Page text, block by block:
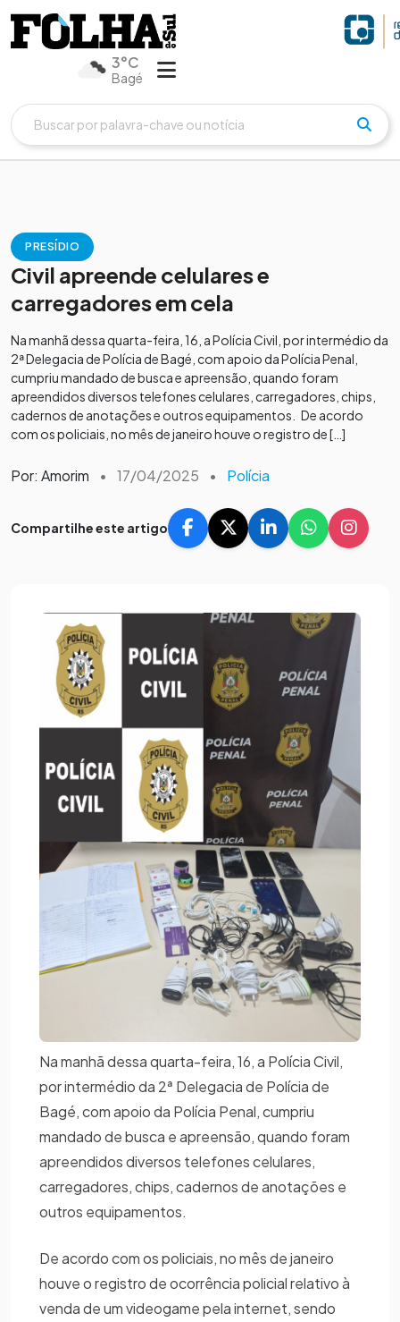
3°C
Bagé
PRESÍDIO
Civil apreende celulares e
carregadores em cela
Na manhã dessa quarta-feira, 16, a Polícia Civil, por intermédio da
2ª Delegacia de Polícia de Bagé, com apoio da Polícia Penal,
cumpriu mandado de busca e apreensão, quando foram
apreendidos diversos telefones celulares, carregadores, chips,
cadernos de anotações e outros equipamentos. De acordo
com os policiais, no mês de janeiro houve o registro de […]
Por: Amorim • 17/04/2025 • Polícia
Compartilhe este artigo
Na manhã dessa quarta-feira, 16, a Polícia Civil,
por intermédio da 2ª Delegacia de Polícia de
Bagé, com apoio da Polícia Penal, cumpriu
mandado de busca e apreensão, quando foram
apreendidos diversos telefones celulares,
carregadores, chips, cadernos de anotações e
outros equipamentos.
De acordo com os policiais, no mês de janeiro
houve o registro de ocorrência policial relativo à
venda de um videogame pela internet, sendo